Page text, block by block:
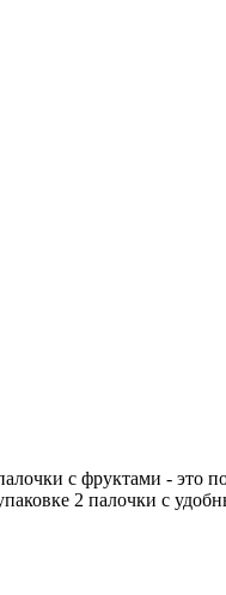
с фруктами - это
2 палочки с